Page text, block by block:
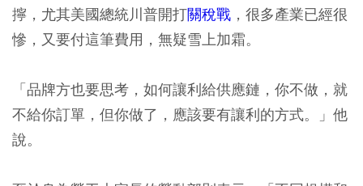
擰，尤其美國總統川普開打關稅戰 ，很多產業已經很
慘，又要付這筆費用，無疑雪上加霜。
「品牌方也要思考，如何讓利給供應鏈，你不做，就
不給你訂單，但你做了，應該要有讓利的方式。」他
說。